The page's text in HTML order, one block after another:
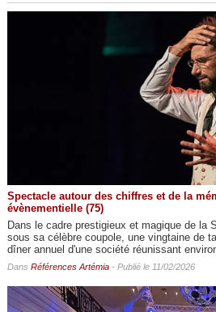
Spectacle autour des chiffres et de la
évènementielle (75)
Dans le cadre prestigieux et magique de la
sous sa célèbre coupole, une vingtaine de
dîner annuel d'une société réunissant
Dans Références Artémia- Publié le 11/02/2026